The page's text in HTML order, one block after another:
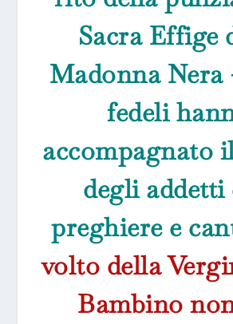
Sacra Effige
Madonna
fedeli
accompagnato
degli addetti
preghiere e
volto della
Bambino